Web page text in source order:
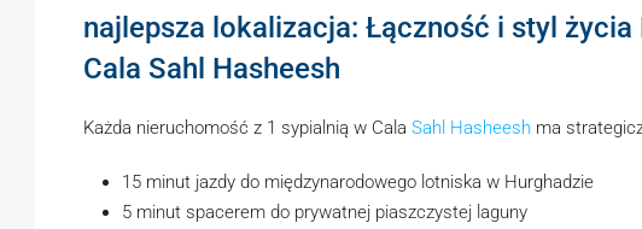
najlepsza lokalizacja: Łączność i styl
Cala Sahl Hasheesh
Każda nieruchomość z 1 sypialnią w Cala Sahl Hasheesh ma
15 minut jazdy do międzynarodowego lotniska w Hurghadzie
5 minut spacerem do prywatnej piaszczystej laguny